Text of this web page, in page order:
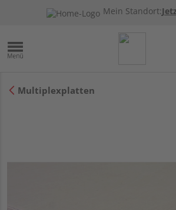
Mein Standort:
Multiplexplatten